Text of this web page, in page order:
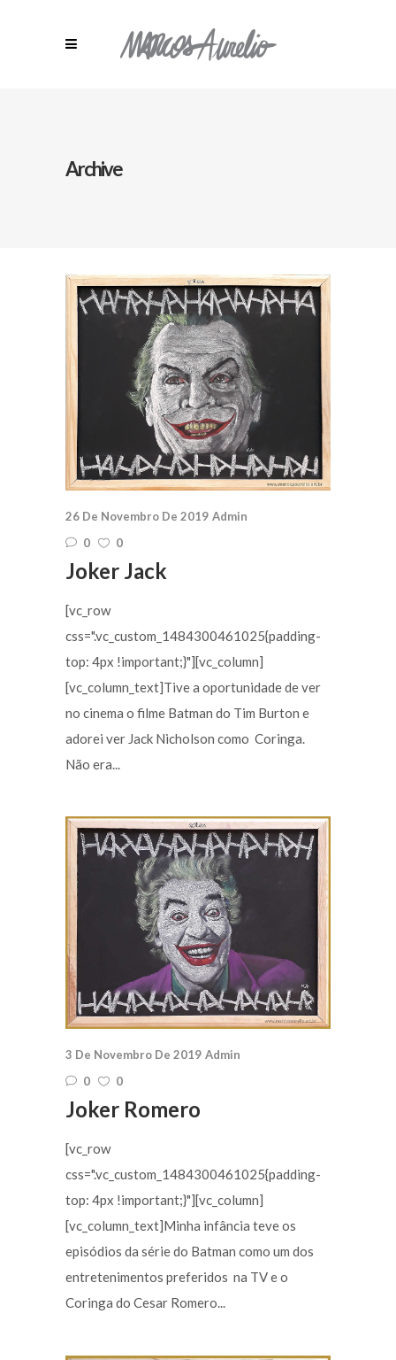
Archive
26 De Novembro De 2019 Admin
0
0
Joker Jack
[vc_row
css=".vc_custom_1484300461025{padding-
top: 4px !important;}"][vc_column]
[vc_column_text]Tive a oportunidade de ver
no cinema o filme Batman do Tim Burton e
adorei ver Jack Nicholson como Coringa.
Não era...
3 De Novembro De 2019 Admin
0
0
Joker Romero
[vc_row
css=".vc_custom_1484300461025{padding-
top: 4px !important;}"][vc_column]
[vc_column_text]Minha infância teve os
episódios da série do Batman como um dos
entretenimentos preferidos na TV e o
Coringa do Cesar Romero...